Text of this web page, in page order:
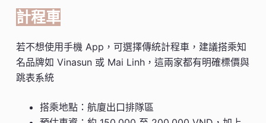
計程車
若不想使用手機 App，可選擇傳統計程車，建議搭乘知
名品牌如 Vinasun 或 Mai Linh，這兩家都有明確標價與
跳表系統
搭乘地點：航廈出口排隊區